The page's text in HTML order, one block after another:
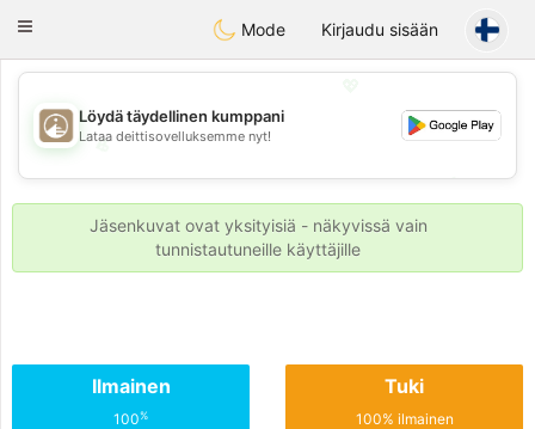
Bahebik
Toggle
Mode Kirjaudu sisään
💖
💕
💕
Löydä täydellinen kumppani
Lataa deittisovelluksemme nyt!
Jäsenkuvat ovat yksityisiä - näkyvissä vain
tunnistautuneille käyttäjille
Ilmainen
100%
Tuki
100% ilmainen